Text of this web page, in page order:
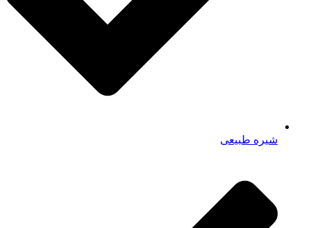
شیره طبیعی